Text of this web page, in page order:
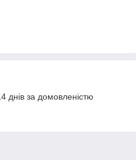
днів за домовленістю